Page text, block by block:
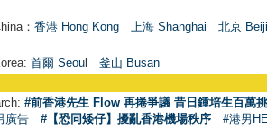
： 香港 Hong Kong 上海 Shanghai
北京
首爾 Seoul 釜山 Busan
#前香港先生 Flow 再捲爭議 昔日鍾培生百萬
廣告
#【恐同矮仔】擾亂香港機場秩序 #港男